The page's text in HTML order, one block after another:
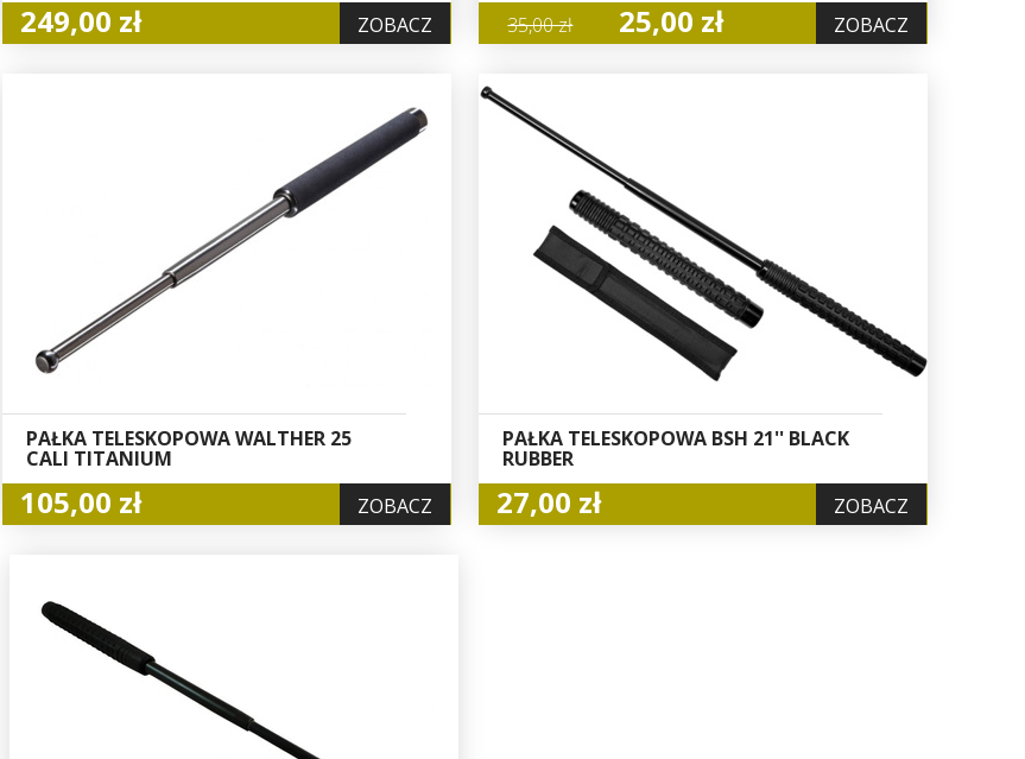
249,00 zł ZOBACZ
35,00 zł
25,00 zł ZOBACZ
PAŁKA TELESKOPOWA WALTHER 25
CALI TITANIUM
105,00 zł ZOBACZ
PAŁKA TELESKOPOWA BSH 21'' BLACK
RUBBER
27,00 zł ZOBACZ